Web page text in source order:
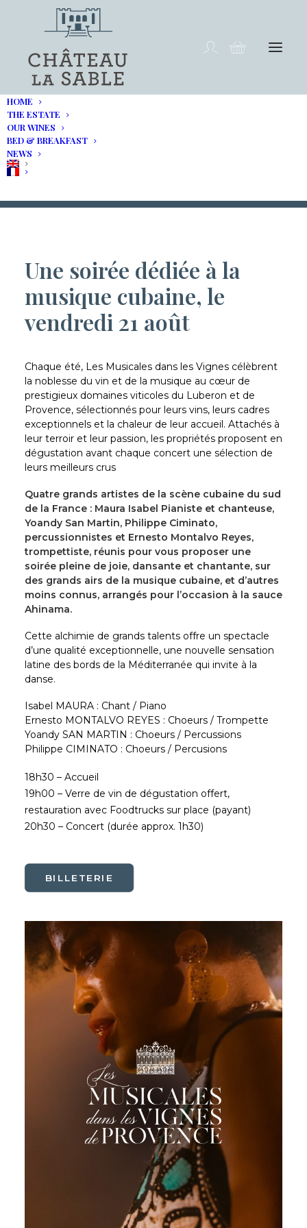
HOME
THE ESTATE
OUR WINES
BED & BREAKFAST
NEWS
Musicales dans les vignes
Une soirée dédiée à la
musique cubaine, le
vendredi 21 août
Chaque été, Les Musicales dans les Vignes célèbrent
la noblesse du vin et de la musique au cœur de
prestigieux domaines viticoles du Luberon et de
Provence, sélectionnés pour leurs vins, leurs cadres
exceptionnels et la chaleur de leur accueil. Attachés à
leur terroir et leur passion, les propriétés proposent en
dégustation avant chaque concert une sélection de
leurs meilleurs crus
Quatre grands artistes de la scène cubaine du sud
de la France : Maura Isabel Pianiste et chanteuse,
Yoandy San Martin, Philippe Ciminato,
percussionnistes et Ernesto Montalvo Reyes,
trompettiste, réunis pour vous proposer une
soirée pleine de joie, dansante et chantante, sur
des grands airs de la musique cubaine, et d’autres
moins connus, arrangés pour l’occasion à la sauce
Ahinama.
Cette alchimie de grands talents offre un spectacle
d’une qualité exceptionnelle, une nouvelle sensation
latine des bords de la Méditerranée qui invite à la
danse.
Isabel MAURA : Chant / Piano
Ernesto MONTALVO REYES : Choeurs / Trompette
Yoandy SAN MARTIN : Choeurs / Percussions
Philippe CIMINATO : Choeurs / Percusions
18h30 – Accueil
19h00 – Verre de vin de dégustation offert,
restauration avec Foodtrucks sur place (payant)
20h30 – Concert (durée approx. 1h30)
BILLETERIE